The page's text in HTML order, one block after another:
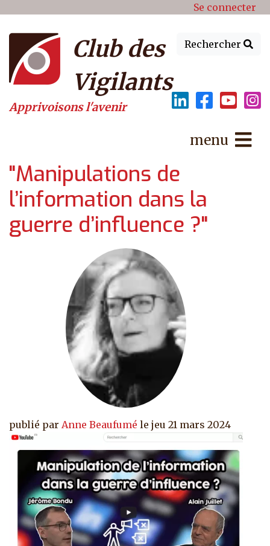
Menu du compte de Se connecter
Rechercher
Club des
Vigilants
Apprivoisons l'avenir
menu
"Manipulations de
l’information dans la
guerre d’influence ?"
publié par Anne Beaufumé le jeu 21 mars 2024